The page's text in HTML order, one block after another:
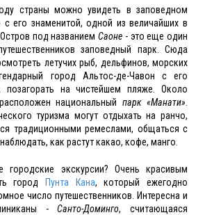
страны можно увидеть в заповедном
с его знаменитой, одной из величайших в
. Остров под названиемСаоне - это еще один
заповедный парк. Сюда
летучих рыб, дельфинов, морских
город Альтос-де-Чавон с его
на чистейшем пляже. Около
расположен национальный парк «Манати»
туризма могут отдыхать на ранчо,
традиционными ремеслами, общаться с
как растут какао, кофе, манго.
городские экскурсии? Очень красивым
город
Пунта Кана, который ежегодно
число путешественников. Интересна и
-Санто-Доминго, считающаяся